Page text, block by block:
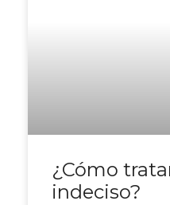
¿Cómo
indeciso?